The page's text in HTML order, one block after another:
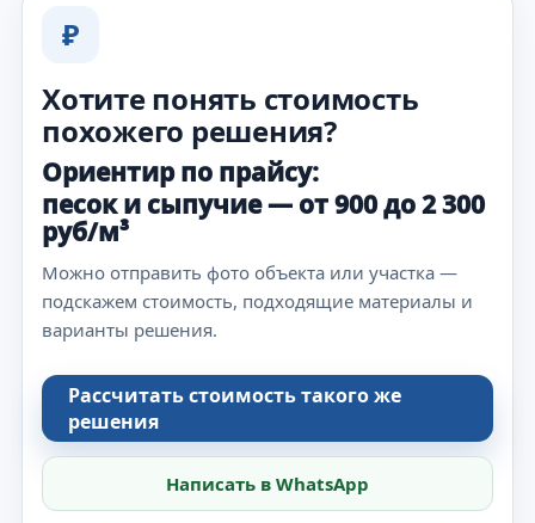
₽
Хотите понять стоимость
похожего решения?
Ориентир по прайсу:
песок и сыпучие — от 900 до 2 300
руб/м³
Можно отправить фото объекта или участка —
подскажем стоимость, подходящие материалы и
варианты решения.
Рассчитать стоимость такого же
решения
Написать в WhatsApp